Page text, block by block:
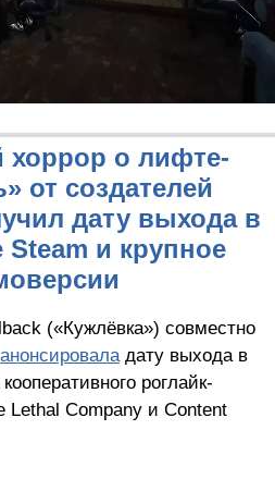
хоррор о лифте-
от создателей
дату выхода в
и крупное
(«Кужлёвка») совместно
анонсироваладату выхода в
роглайк-
Lethal Company и Content